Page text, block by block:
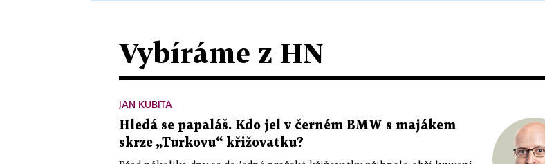
Vybíráme z HN
JAN KUBITA
Hledá se papaláš. Kdo jel v černém BMW s majákem
skrze „Turkovu“ křižovatku?